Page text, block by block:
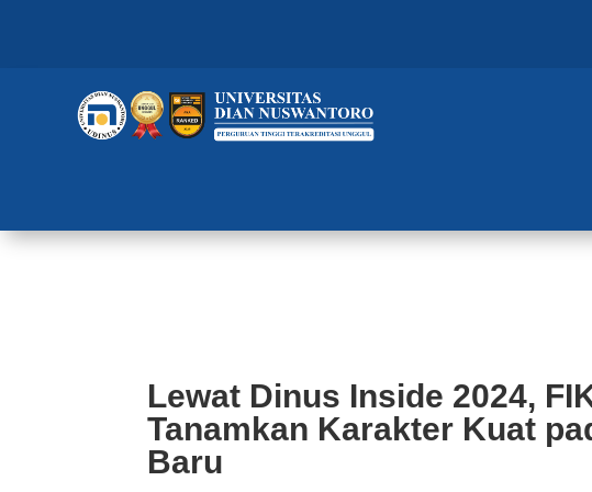
Lewat Dinus Inside 2024,
Tanamkan Karakter Kuat
Baru